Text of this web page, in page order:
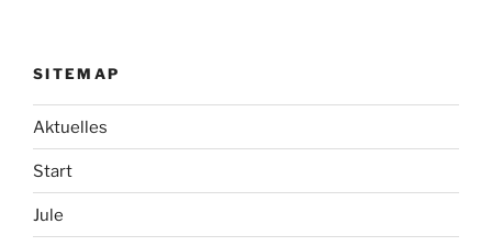
SITEMAP
Aktuelles
Start
Jule